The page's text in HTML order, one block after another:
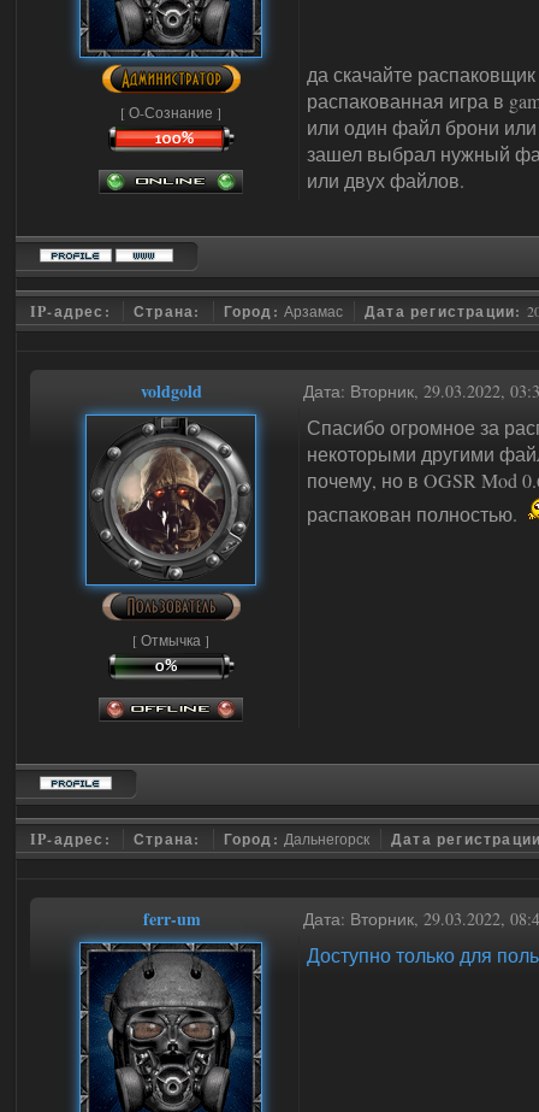
[ О-Сознание ]
да скачайте
распакованная игра в
или один файл брони
зашел выбрал нужный
или двух файлов.
IP-адрес: Страна: Город:Арзамас Дата регистрации:
voldgold Дата: Вторник, 29.03.2022,
[ Отмычка ]
Спасибо огромное за
некоторыми другими
почему, но в OGSR Mod
распакован полностью.
IP-адрес: Страна: Город:Дальнегорск Дата
ferr-um Дата: Вторник, 29.03.2022,
Доступно только для